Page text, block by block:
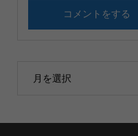
月を選択